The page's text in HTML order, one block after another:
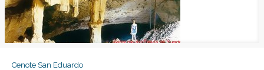
Cenote San Eduardo